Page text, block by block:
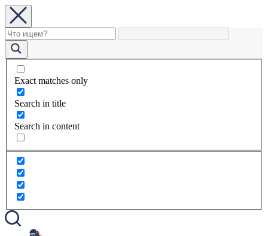
Exact matches only
Search in title
Search in content